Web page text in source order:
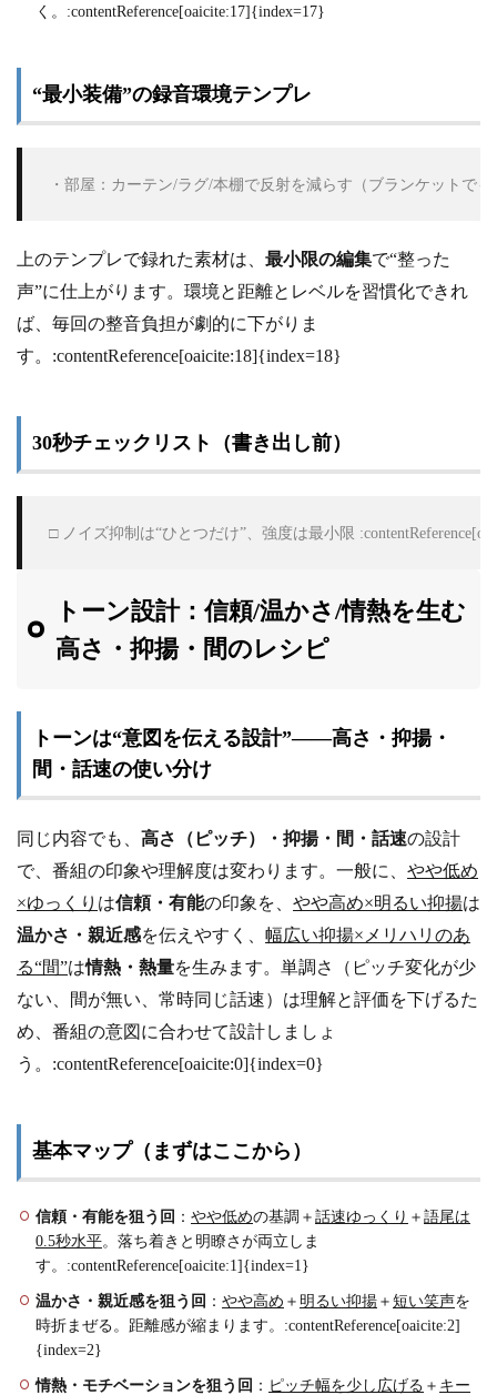
く。:contentReference[oaicite:17]{index=17}
“最小装備”の録音環境テンプレ
・部屋：カーテン/ラグ/本棚で反射を減らす（ブランケットで
上のテンプレで録れた素材は、 最小限の編集で“整った
声”に仕上がります。環境と距離とレベルを習慣化できれ
ば、毎回の整音負担が劇的に下がりま
す。:contentReference[oaicite:18]{index=18}
30秒チェックリスト（書き出し前）
□ ノイズ抑制は“ひとつだけ”、強度は最小限
トーン設計：信頼/温かさ/情熱を生む
高さ・抑揚・間のレシピ
トーンは“意図を伝える設計”——高さ・抑揚・
間・話速の使い分け
同じ内容でも、 高さ（ピッチ）・抑揚・間・話速の設計
で、番組の印象や理解度は変わります。一般に、 やや低め
×ゆっくり は信頼・有能の印象を、 やや高め×明るい抑揚は
温かさ・親近感を伝えやすく、 幅広い抑揚×メリハリのあ
る“間”は情熱・熱量を生みます。単調さ（ピッチ変化が少
ない、間が無い、常時同じ話速）は理解と評価を下げるた
め、番組の意図に合わせて設計しましょ
う。:contentReference[oaicite:0]{index=0}
基本マップ（まずはここから）
信頼・有能を狙う回 ： やや低めの基調＋ 話速ゆっくり ＋ 語尾は
0.5秒水平。落ち着きと明瞭さが両立しま
す。:contentReference[oaicite:1]{index=1}
温かさ・親近感を狙う回 ： やや高め ＋ 明るい抑揚 ＋ 短い笑声を
時折まぜる。距離感が縮まります。:contentReference[oaicite:2]
{index=2}
情熱・モチベーションを狙う回 ： ピッチ幅を少し広げる ＋ キー